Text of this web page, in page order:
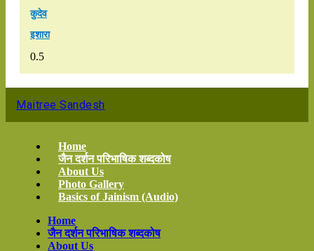
कुदेव
इशारा
Maitree Sandesh
Home
जैन दर्शन परिभाषिक शब्दकोष
About Us
Photo Gallery
Basics of Jainism (Audio)
Home
जैन दर्शन परिभाषिक शब्दकोष
About Us